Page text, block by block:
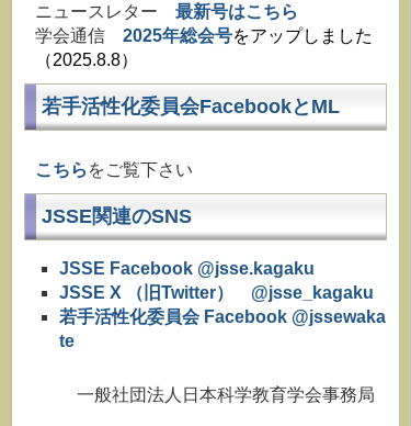
ニュースレター 最新号はこちら
学会通信 2025年総会号をアップしました
（2025.8.8）
若手活性化委員会FacebookとML
こちら をご覧下さい
JSSE関連のSNS
JSSE Facebook @jsse.kagaku
JSSE X （旧Twitter） @jsse_kagaku
若手活性化委員会 Facebook @jssewaka
te
一般社団法人日本科学教育学会事務局